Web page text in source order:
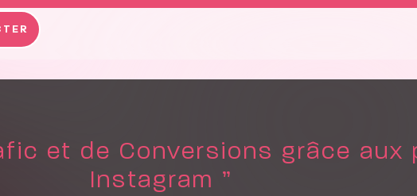
et de Conversions grâce
Instagram ”